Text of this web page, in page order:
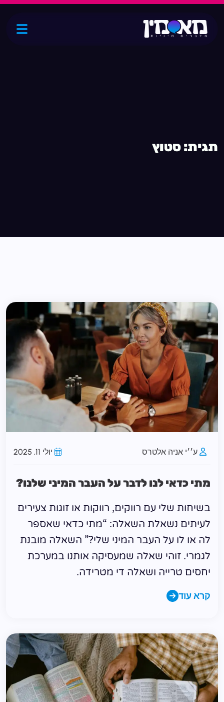
תגית:סטוץ
ע׳׳י אניה אלטרס יולי 11, 2025
מתי כדאי לנו לדבר על העבר המיני שלנו?
בשיחות שלי עם רווקים, רווקות או זוגות צעירים
לעיתים נשאלת השאלה: “מתי כדאי שאספר
לה או לו על העבר המיני שלי?” השאלה מובנת
לגמרי. זוהי שאלה שמעסיקה אותנו במערכת
יחסים טרייה ושאלה די מטרידה.
קרא עוד